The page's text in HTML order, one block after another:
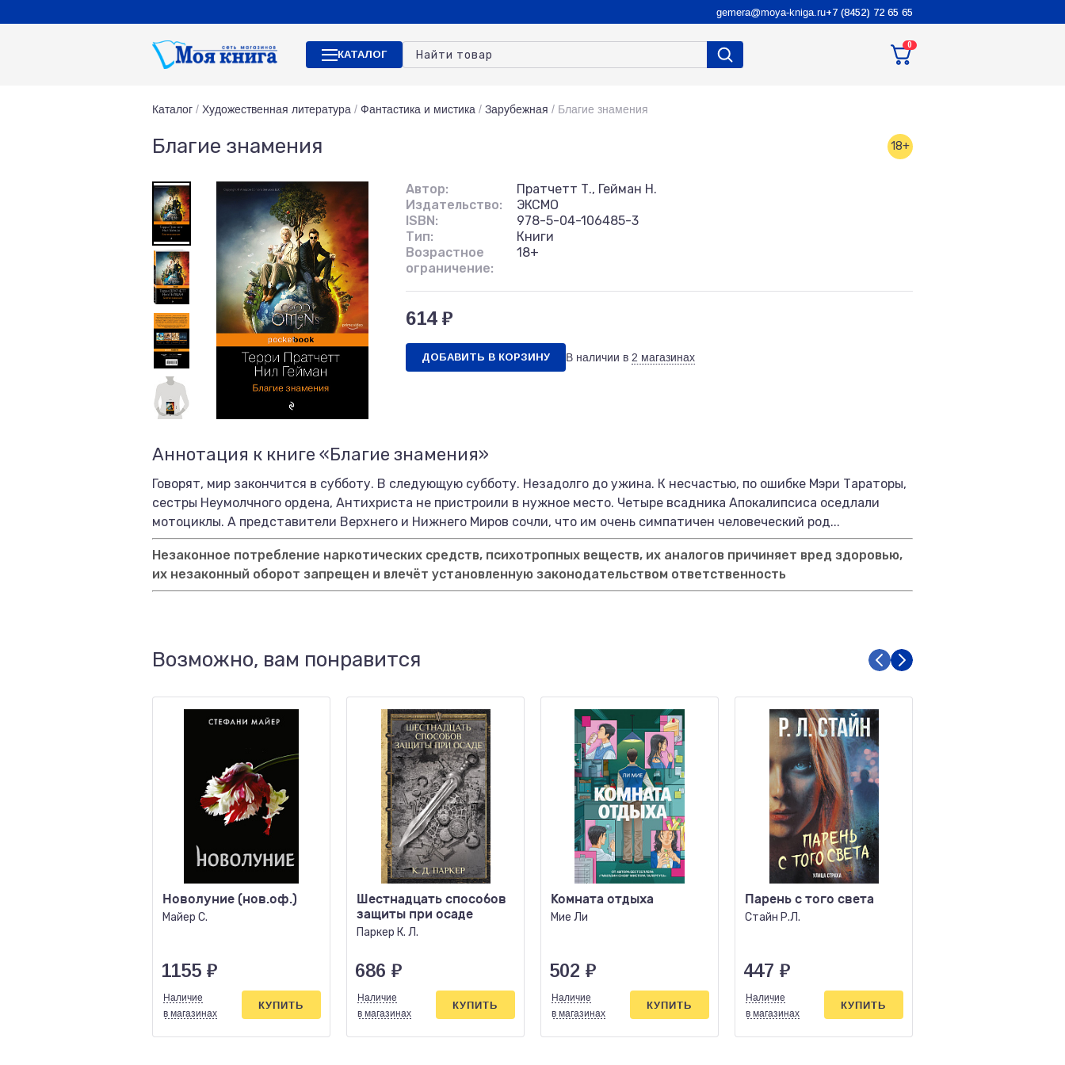
gemera@moya-kniga.ru+7 (8452) 72 65 65
КАТАЛОГ
0
Каталог / Художественная литература / Фантастика и мистика / Зарубежная / Благие знамения
Благие знамения 18+
Автор:
Пратчетт Т., Гейман Н.
Издательство:
ЭКСМО
ISBN:
978-5-04-106485-3
Тип:
Книги
Возрастное
ограничение:
18+
614 ₽
ДОБАВИТЬ В КОРЗИНУ В наличии в 2 магазинах
Аннотация к книге «Благие знамения»
Говорят, мир закончится в субботу. В следующую субботу. Незадолго до ужина. К несчастью, по ошибке Мэри Тараторы,
сестры Неумолчного ордена, Антихриста не пристроили в нужное место. Четыре всадника Апокалипсиса оседлали
мотоциклы. А представители Верхнего и Нижнего Миров сочли, что им очень симпатичен человеческий род...
Незаконное потребление наркотических средств, психотропных веществ, их аналогов причиняет вред здоровью,
их незаконный оборот запрещен и влечёт установленную законодательством ответственность
Возможно, вам понравится
Новолуние (нов.оф.)
Майер С.
1155 ₽
Наличие
в магазинах
КУПИТЬ
Шестнадцать способов
защиты при осаде
Паркер К. Л.
686 ₽
Наличие
в магазинах
КУПИТЬ
Комната отдыха
Мие Ли
502 ₽
Наличие
в магазинах
КУПИТЬ
Парень с того света
Стайн Р.Л.
447 ₽
Наличие
в магазинах
КУПИТЬ